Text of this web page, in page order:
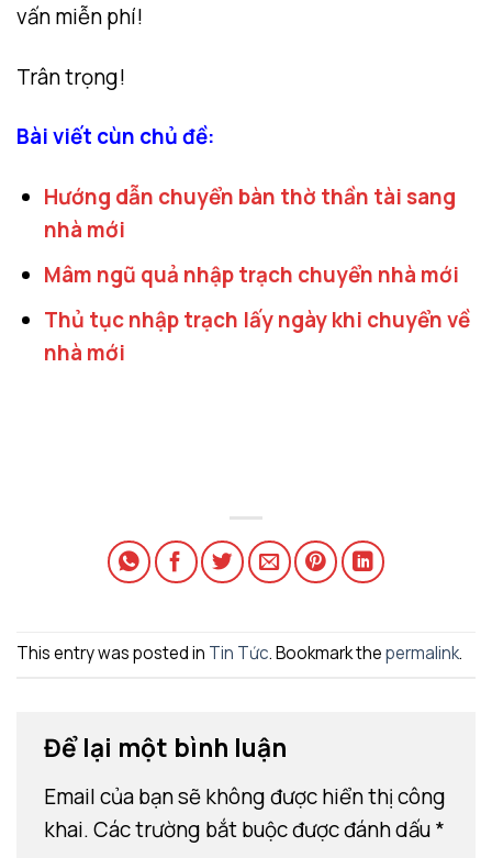
vấn miễn phí!
Trân trọng!
Bài viết cùn chủ đề:
Hướng dẫn chuyển bàn thờ thần tài sang
nhà mới
Mâm ngũ quả nhập trạch chuyển nhà mới
Thủ tục nhập trạch lấy ngày khi chuyển về
nhà mới
This entry was posted in Tin Tức. Bookmark thepermalink.
Để lại một bình luận
Email của bạn sẽ không được hiển thị công
khai.Các trường bắt buộc được đánh dấu*